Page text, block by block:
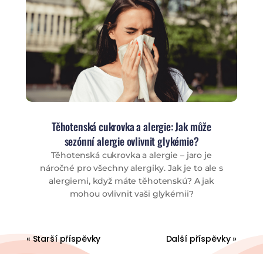
Těhotenská cukrovka a alergie: Jak může
sezónní alergie ovlivnit glykémie?
Těhotenská cukrovka a alergie – jaro je
náročné pro všechny alergiky. Jak je to ale s
alergiemi, když máte těhotenskú? A jak
mohou ovlivnit vaši glykémii?
« Starší příspěvky Další příspěvky »